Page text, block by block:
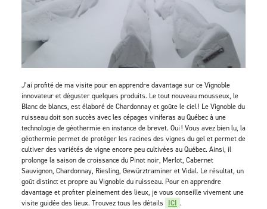
J’ai profité de ma visite pour en apprendre davantage sur ce Vignoble
innovateur et déguster quelques produits. Le tout nouveau mousseux, le
Blanc de blancs, est élaboré de Chardonnay et goûte le ciel ! Le Vignoble du
ruisseau doit son succès avec les cépages viniferas au Québec à une
technologie de géothermie en instance de brevet. Oui ! Vous avez bien lu, la
géothermie permet de protéger les racines des vignes du gel et permet de
cultiver des variétés de vigne encore peu cultivées au Québec. Ainsi, il
prolonge la saison de croissance du Pinot noir, Merlot, Cabernet
Sauvignon, Chardonnay, Riesling, Gewürztraminer et Vidal. Le résultat, un
goût distinct et propre au Vignoble du ruisseau. Pour en apprendre
davantage et profiter pleinement des lieux, je vous conseille vivement une
visite guidée des lieux. Trouvez tous les détails
ICI .